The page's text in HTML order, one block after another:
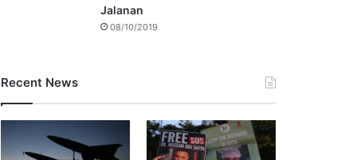
Jalanan
08/10/2019
Recent News